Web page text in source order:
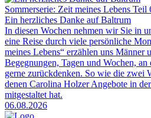
Sommerserie: Zeit meines Lebens Teil
Ein herzliches Danke auf Baltrum
In diesen Wochen nehmen wir Sie in
eine Reise durch viele persönliche
meines Lebens“ erzählen uns Männer
Begegnungen, Tagen und Wochen, an
gerne zurückdenken. So wie die zwei
denen Carolina Holzer Angebote in
mitgestaltet hat.
06.08.2026